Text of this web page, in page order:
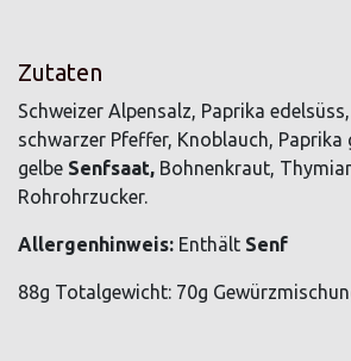
Zutaten
Schweizer Alpensalz, Paprika edelsüss,
schwarzer Pfeffer, Knoblauch, Paprika
gelbe Senfsaat, Bohnenkraut,
Rohrohrzucker.
Allergenhinweis: Enthält Senf
88g Totalgewicht: 70g